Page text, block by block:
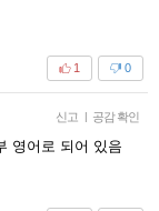
0
1
신고 | 공감 확인
영어로 되어 있음